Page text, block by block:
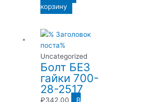
корзину
Uncategorized
Болт БЕЗ
гайки 700-
28-2517
₽342.00
В